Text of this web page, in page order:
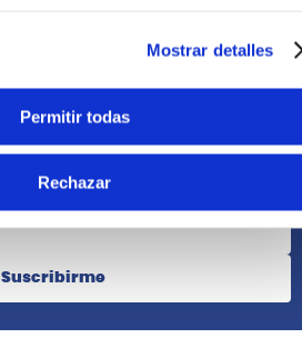
Mostrar detalles
Permitir todas
Rechazar
Suscribirme